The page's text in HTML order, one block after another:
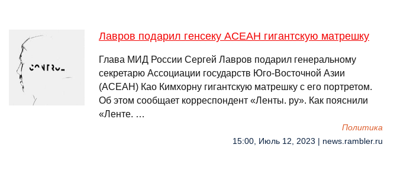
Лавров подарил генсеку АСЕАН гигантскую матрешку
Глава МИД России Сергей Лавров подарил генеральному
секретарю Ассоциации государств Юго-Восточной Азии
(АСЕАН) Као Кимхорну гигантскую матрешку с его портретом.
Об этом сообщает корреспондент «Ленты. ру». Как пояснили
«Ленте. …
Политика
15:00, Июль 12, 2023 | news.rambler.ru